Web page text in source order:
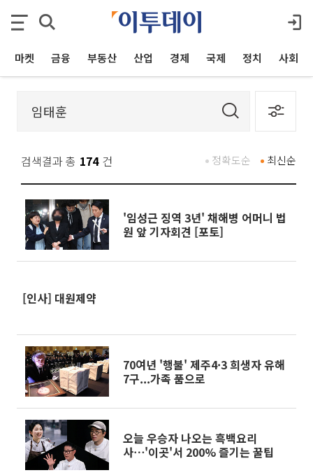
마켓 금융 부동산 산업 경제 국제 정치 사회
검색결과 총 174 건 최신순
정확도순
'임성근 징역 3년' 채해병 어머니 법
원 앞 기자회견 [포토]
[인사] 대원제약
70여년 '행불' 제주4·3 희생자 유해
7구...가족 품으로
오늘 우승자 나오는 흑백요리
사⋯'이곳'서 200% 즐기는 꿀팁